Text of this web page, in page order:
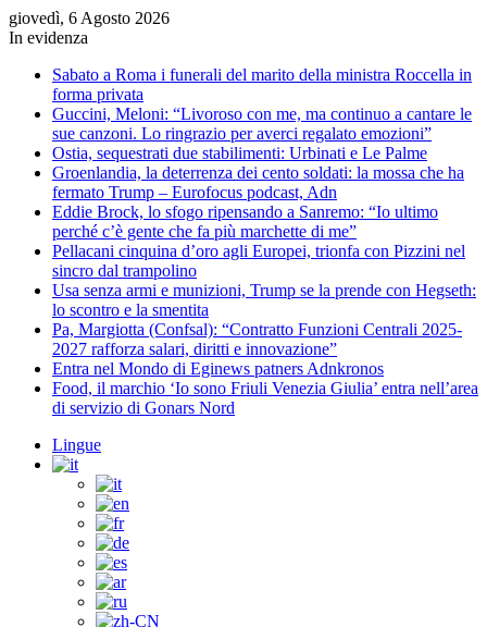
giovedì, 6 Agosto 2026
In evidenza
Sabato a Roma i funerali del marito della ministra Roccella in
forma privata
Guccini, Meloni: “Livoroso con me, ma continuo a cantare le
sue canzoni. Lo ringrazio per averci regalato emozioni”
Ostia, sequestrati due stabilimenti: Urbinati e Le Palme
Groenlandia, la deterrenza dei cento soldati: la mossa che ha
fermato Trump – Eurofocus podcast, Adn
Eddie Brock, lo sfogo ripensando a Sanremo: “Io ultimo
perché c’è gente che fa più marchette di me”
Pellacani cinquina d’oro agli Europei, trionfa con Pizzini nel
sincro dal trampolino
Usa senza armi e munizioni, Trump se la prende con Hegseth:
lo scontro e la smentita
Pa, Margiotta (Confsal): “Contratto Funzioni Centrali 2025-
2027 rafforza salari, diritti e innovazione”
Entra nel Mondo di Eginews patners Adnkronos
Food, il marchio ‘Io sono Friuli Venezia Giulia’ entra nell’area
di servizio di Gonars Nord
Lingue